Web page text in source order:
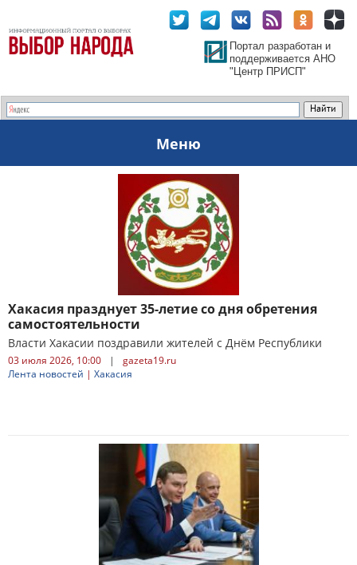
Портал разработан и
поддерживается АНО
"Центр ПРИСП"
Меню
Хакасия празднует 35-летие со дня обретения
самостоятельности
Власти Хакасии поздравили жителей с Днём Республики
03 июля 2026, 10:00 |
gazeta19.ru
Лента новостей | Хакасия